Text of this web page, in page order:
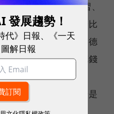
。 除了一般的練習、
巨基金會在台灣舉辦比
泰銘還會將女兒送到德
，並且在歐洲各地花錢
女兒的實戰經驗。
奧運等級的比賽，光是
麼可能拿到好成
發展趨勢！
代》日報、《一天
解日報